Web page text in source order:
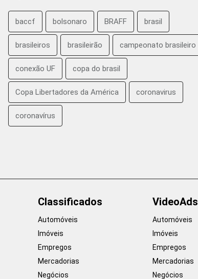
baccf bolsonaro BRAFF brasil
brasileiros brasileirão campeonato brasileiro
conexão UF copa do brasil
Copa Libertadores da América coronavirus
coronavírus
Classificados
Automóveis
Imóveis
Empregos
Mercadorias
Negócios
VideoAds
Automóveis
Imóveis
Empregos
Mercadorias
Negócios